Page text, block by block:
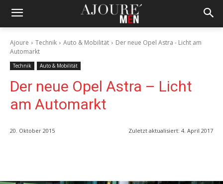
Ajoure Technik Auto & Mobilität
Der neue Opel Astra - Licht am
Automarkt
Technik Auto & Mobilität
Der neue Opel Astra – Licht
am Automarkt
20. Oktober 2015 Zuletzt aktualisiert: 4. April 2017